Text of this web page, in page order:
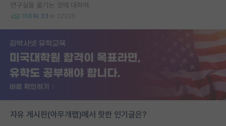
연구실을 옮기는 것에 대하여
168 33 32926
자유 게시판(아무개랩)에서 핫한 인기글은?